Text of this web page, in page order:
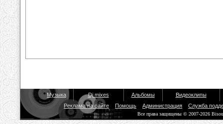
Музыка Dj mixes Альбомы
Видеоклипы
Реклама на сайте
Помощь Администрация Служба
Все права защищены © 2007-2026